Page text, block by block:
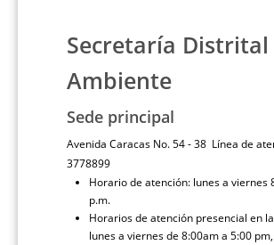
Secretaría Distrital
Ambiente
Sede principal
Avenida Caracas No. 54 - 38 Línea de
3778899
Horario de atención: lunes a viernes
p.m.
Horarios de atención presencial en
lunes a viernes de 8:00am a 5:00